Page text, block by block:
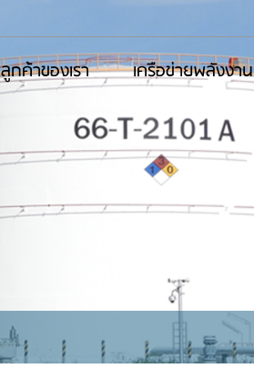
ลูกค้าของเรา เครือข่ายพลังงาน